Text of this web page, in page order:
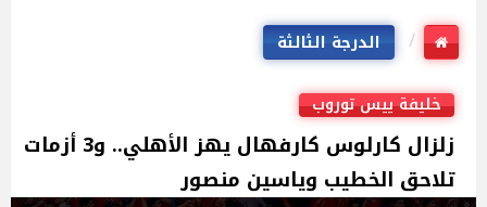
الدرجة الثالثة
خليفة ييس توروب
زلزال كارلوس كارفهال يهز الأهلي.. و3 أزمات
تلاحق الخطيب وياسين منصور